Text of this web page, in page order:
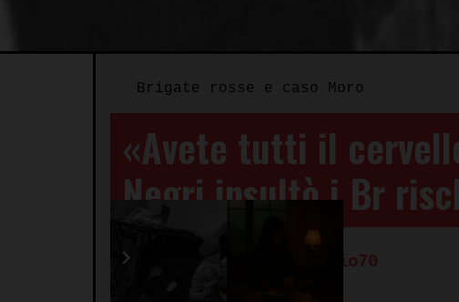
Brigate rosse e caso Moro
«Avete tutti il
Negri insultò i Br
Autore: Redazione Spazio70